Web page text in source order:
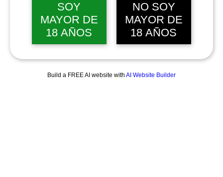
SOY
MAYOR DE
18 AÑOS
NO SOY
MAYOR DE
18 AÑOS
Build a FREE AI website with AI Website Builder